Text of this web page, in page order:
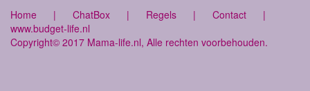
Home | ChatBox | Regels | Contact |
www.budget-life.nl
Copyright© 2017 Mama-life.nl, Alle rechten voorbehouden.